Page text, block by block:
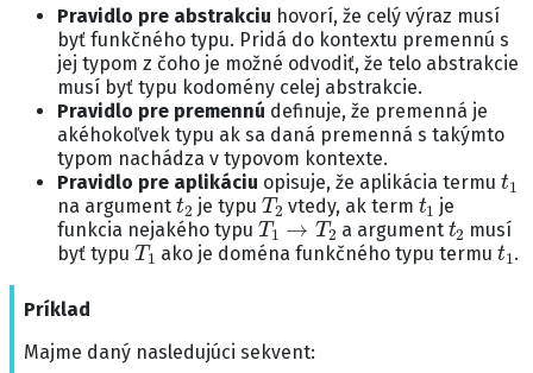
Pravidlo pre abstrakciu hovorí, že celý výraz musí
byť funkčného typu. Pridá do kontextu premennú s
jej typom z čoho je možné odvodiť, že telo abstrakcie
musí byť typu kodomény celej abstrakcie.
Pravidlo pre premennú definuje, že premenná je
akéhokoľvek typu ak sa daná premenná s takýmto
typom nachádza v typovom kontexte.
Pravidlo pre aplikáciu opisuje, že aplikácia termu
t
na argument
t2
je typu
T2
vtedy, ak term
t1
je
funkcia nejakého typu
T1→T2
a argument
t
musí
byť typu
T1
ako je doména funkčného typu termu
t1
.
Príklad
Majme daný nasledujúci sekvent: